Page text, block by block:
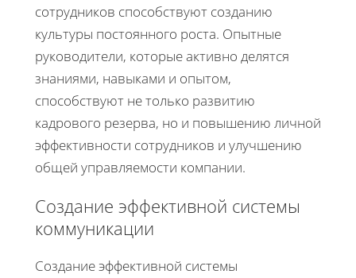
сотрудников способствуют созданию
культуры постоянного роста. Опытные
руководители, которые активно делятся
знаниями, навыками и опытом,
способствуют не только развитию
кадрового резерва, но и повышению личной
эффективности сотрудников и улучшению
общей управляемости компании.
Создание эффективной системы
коммуникации
Создание эффективной системы